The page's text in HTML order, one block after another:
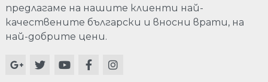
предлагаме на нашите клиенти най-
качествените български и вносни врати, на
най-добрите цени.